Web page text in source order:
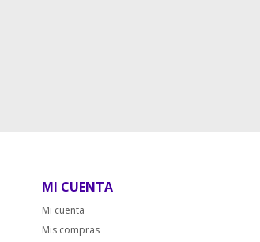
MI CUENTA
Mi cuenta
Mis compras